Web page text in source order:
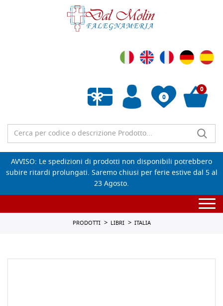
0
Wishlist vuota
0
AVVISO: Le spedizioni di prodotti non disponibili potrebbero
subire ritardi prolungati. Saremo chiusi per ferie estive dal 5 al
23 Agosto.
PRODOTTI LIBRI ITALIA